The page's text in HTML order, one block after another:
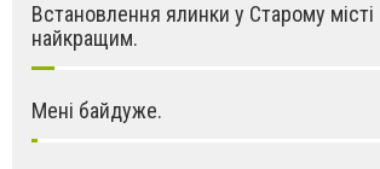
Встановлення ялинки у Старому місті
найкращим.
Мені байдуже.